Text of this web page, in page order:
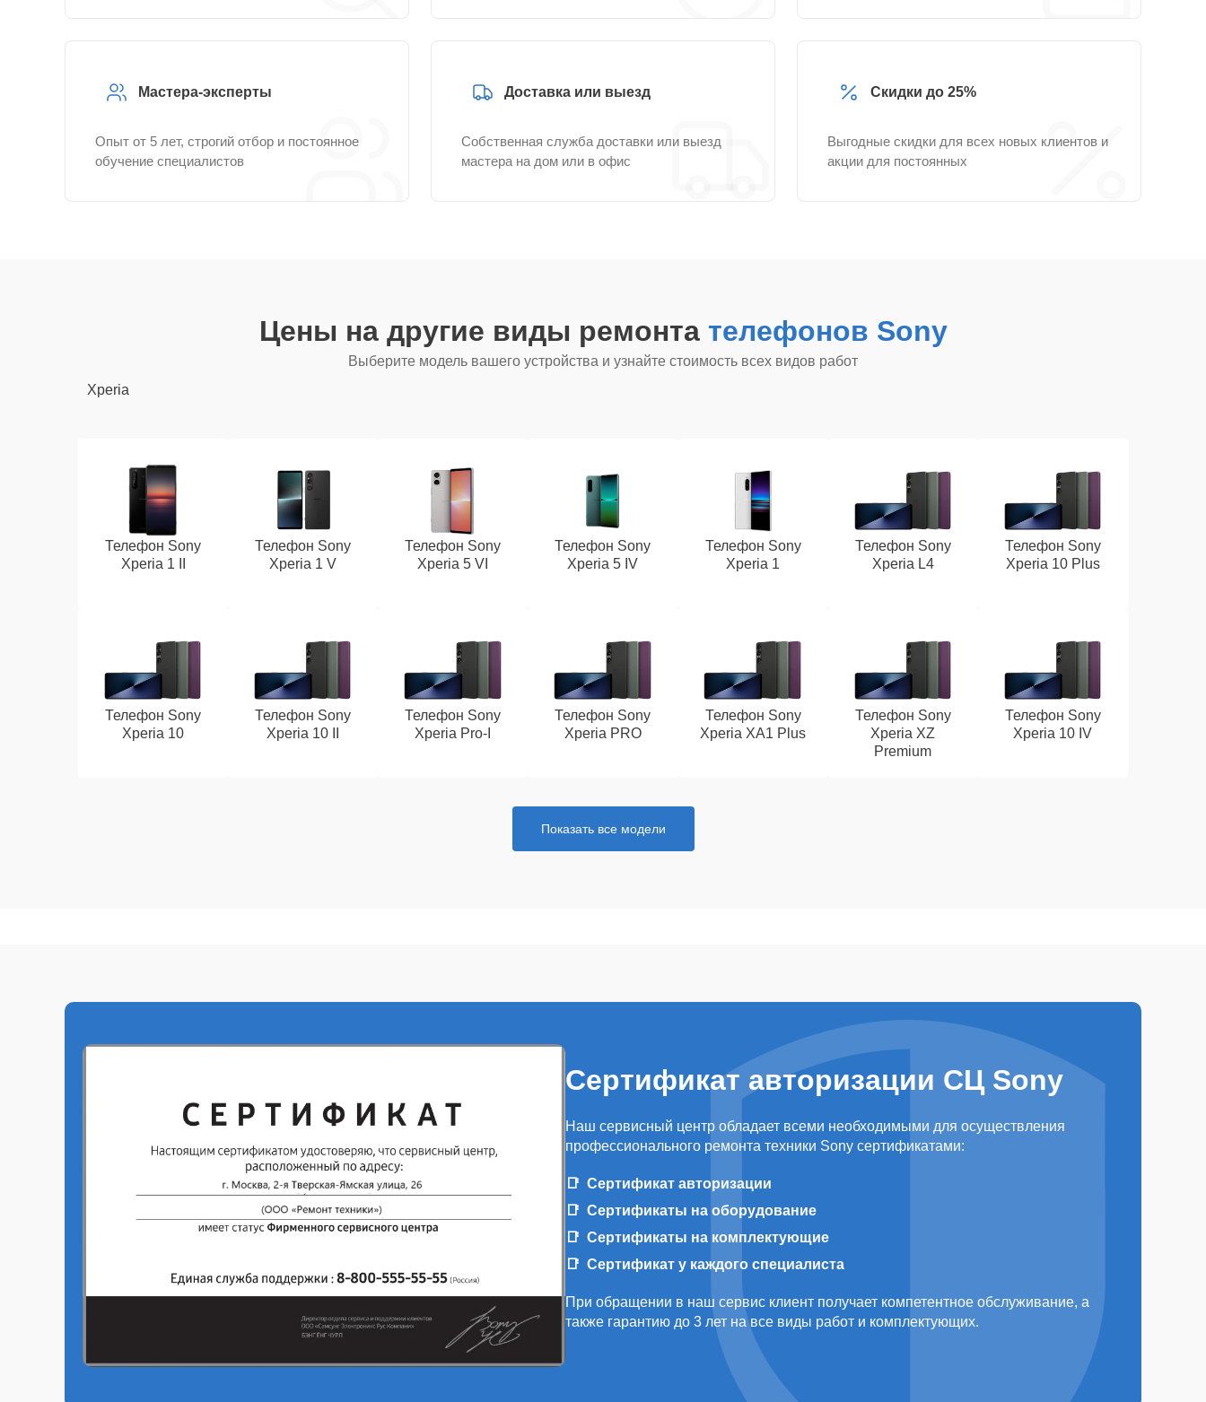
Мастера-эксперты
Опыт от 5 лет, строгий отбор и постоянное
обучение специалистов
Доставка или выезд
Собственная служба доставки или выезд
мастера на дом или в офис
Скидки до 25%
Выгодные скидки для всех новых клиентов и
акции для постоянных
Цены на другие виды ремонта телефонов Sony
Выберите модель вашего устройства и узнайте стоимость всех видов работ
Xperia
Телефон Sony
Xperia 1 II
Телефон Sony
Xperia 1 V
Телефон Sony
Xperia 5 VI
Телефон Sony
Xperia 5 IV
Телефон Sony
Xperia 1
Телефон Sony
Xperia L4
Телефон Sony
Xperia 10 Plus
Телефон Sony
Xperia 10
Телефон Sony
Xperia 10 II
Телефон Sony
Xperia Pro‑I
Телефон Sony
Xperia PRO
Телефон Sony
Xperia XA1 Plus
Телефон Sony
Xperia XZ
Premium
Телефон Sony
Xperia 10 IV
Показать все модели
Сертификат авторизации СЦ Sony
Наш сервисный центр обладает всеми необходимыми для осуществления
профессионального ремонта техники Sony сертификатами:
Сертификат авторизации
Сертификаты на оборудование
Сертификаты на комплектующие
Сертификат у каждого специалиста
При обращении в наш сервис клиент получает компетентное обслуживание, а
также гарантию до 3 лет на все виды работ и комплектующих.